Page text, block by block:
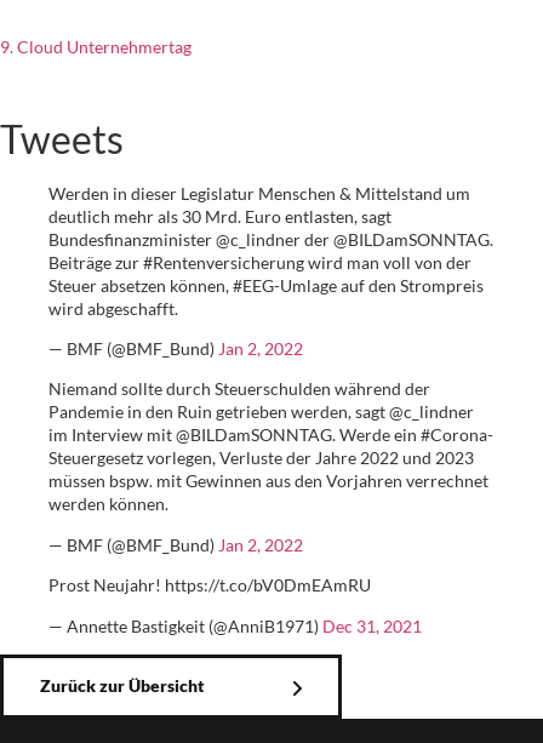
9. Cloud Unternehmertag
Tweets
Werden in dieser Legislatur Menschen & Mittelstand um
deutlich mehr als 30 Mrd. Euro entlasten, sagt
Bundesfinanzminister @c_lindner der @BILDamSONNTAG.
Beiträge zur #Rentenversicherung wird man voll von der
Steuer absetzen können, #EEG-Umlage auf den Strompreis
wird abgeschafft.
— BMF (@BMF_Bund) Jan 2, 2022
Niemand sollte durch Steuerschulden während der
Pandemie in den Ruin getrieben werden, sagt @c_lindner
im Interview mit @BILDamSONNTAG. Werde ein #Corona-
Steuergesetz vorlegen, Verluste der Jahre 2022 und 2023
müssen bspw. mit Gewinnen aus den Vorjahren verrechnet
werden können.
— BMF (@BMF_Bund) Jan 2, 2022
Prost Neujahr! https://t.co/bV0DmEAmRU
— Annette Bastigkeit (@AnniB1971) Dec 31, 2021
Zurück zur Übersicht